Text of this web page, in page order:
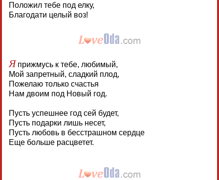
Положил тебе под елку,
Благодати целый воз!
Яприжмусь к тебе, любимый,
Мой запретный, сладкий плод,
Пожелаю только счастья
Нам двоим под Новый год.
Пусть успешнее год сей будет,
Пусть подарки лишь несет,
Пусть любовь в бесстрашном сердце
Еще больше расцветет.